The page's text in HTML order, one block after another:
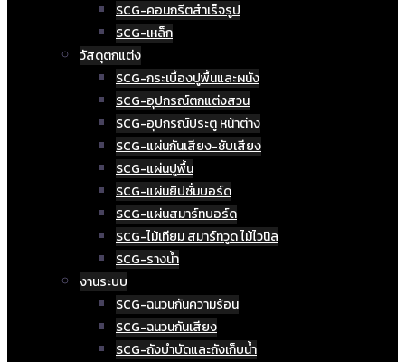
SCG-คอนกรีตสำเร็จรูป
SCG-เหล็ก
วัสดุตกแต่ง
SCG-กระเบื้องปูพื้นและผนัง
SCG-อุปกรณ์ตกแต่งสวน
SCG-อุปกรณ์ประตู หน้าต่าง
SCG-แผ่นกันเสียง-ซับเสียง
SCG-แผ่นปูพื้น
SCG-แผ่นยิปซั่มบอร์ด
SCG-แผ่นสมาร์ทบอร์ด
SCG-ไม้เทียม สมาร์ทวูด ไม้ไวนิล
SCG-รางน้ำ
งานระบบ
SCG-ฉนวนกันความร้อน
SCG-ฉนวนกันเสียง
SCG-ถังบำบัดและถังเก็บน้ำ